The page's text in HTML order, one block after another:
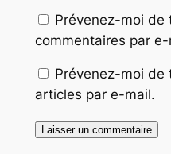
Prévenez-moi de
commentaires par e-
Prévenez-moi de
articles par e-mail.